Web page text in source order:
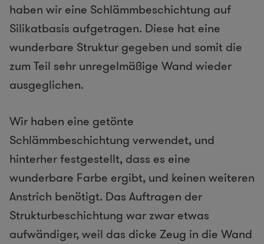
haben wir eine Schlämmbeschichtung auf
Silikatbasis aufgetragen. Diese hat eine
wunderbare Struktur gegeben und somit die
zum Teil sehr unregelmäßige Wand wieder
ausgeglichen.
Wir haben eine getönte
Schlämmbeschichtung verwendet, und
hinterher festgestellt, dass es eine
wunderbare Farbe ergibt, und keinen weiteren
Anstrich benötigt. Das Auftragen der
Strukturbeschichtung war zwar etwas
aufwändiger, weil das dicke Zeug in die Wand